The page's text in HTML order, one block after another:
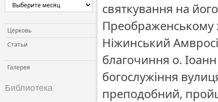
Церковь и общество
Церковь и СМИ
Церковь
Статьи
Галерея
Библиотека
святкування на
Преображенському
Ніжинський
благочиння о.
богослужіння
преподобний,